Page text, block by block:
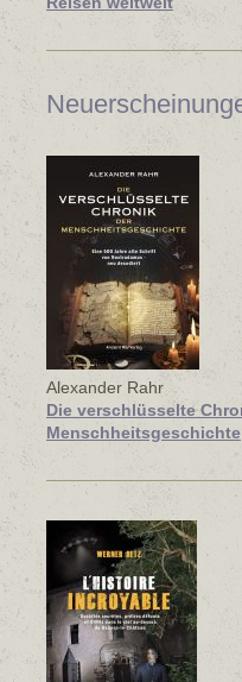
Alexander Rahr
Die verschlüsselte
Menschheitsgeschichte